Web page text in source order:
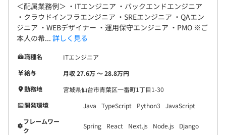
＜配属業務例＞ ・ITエンジニア ・バックエンドエンジニア
・クラウドインフラエンジニア ・SREエンジニア ・QAエン
ジニア ・WEBデザイナー ・運用保守エンジニア ・PMO ※ご
本人の希... 詳しく見る
職種名
ITエンジニア
給与
月収 27.6万 〜 28.8万円
勤務地
宮城県仙台市青葉区一番町1丁目1-30
開発環境
Java TypeScript Python3
JavaScript
フレームワー
ク
Spring React Next.js Node.js Django